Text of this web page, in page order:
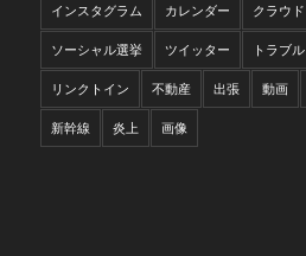
インスタグラム カレンダー クラウド
ソーシャル選挙 ツイッター トラブル
リンクトイン 不動産 出張 動画
新幹線 炎上 画像